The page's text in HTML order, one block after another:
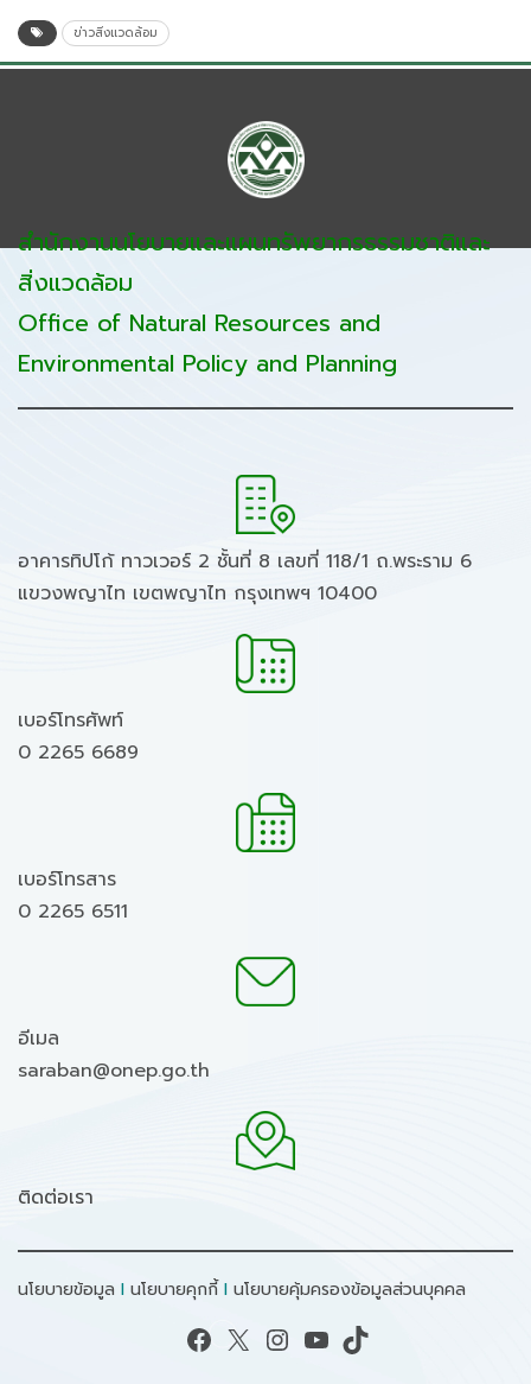
ข่าวสิ่งแวดล้อม
สำนักงานนโยบายและแผนทรัพยากรธรรมชาติและ
สิ่งแวดล้อม
Office of Natural Resources and
Environmental Policy and Planning
อาคารทิปโก้ ทาวเวอร์ 2 ชั้นที่ 8 เลขที่ 118/1 ถ.พระราม 6
แขวงพญาไท เขตพญาไท กรุงเทพฯ 10400
เบอร์โทรศัพท์
0 2265 6689
เบอร์โทรสาร
0 2265 6511
อีเมล
saraban@onep.go.th
ติดต่อเรา
นโยบายข้อมูล I นโยบายคุกกี้ I นโยบายคุ้มครองข้อมูลส่วนบุคคล
Facebook X Instagram YouTube TikTok